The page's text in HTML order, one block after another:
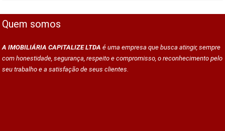
Quem somos
A IMOBILIÁRIA CAPITALIZE LTDA é uma empresa que busca atingir, sempre
com honestidade, segurança, respeito e compromisso, o reconhecimento pelo
seu trabalho e a satisfação de seus clientes.